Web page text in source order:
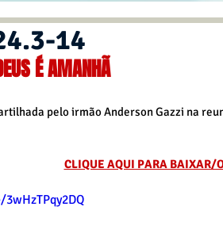
14
É AMANHÃ
pelo irmão Anderson Gazzi na
CLIQUE AQUI PARA BAIXAR/